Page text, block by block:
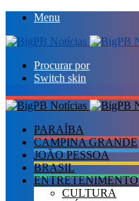
Menu
Procurar por
Switch skin
PARAÍBA
CAMPINA GRANDE
JOÃO PESSOA
BRASIL
ENTRETENIMENTO
CULTURA